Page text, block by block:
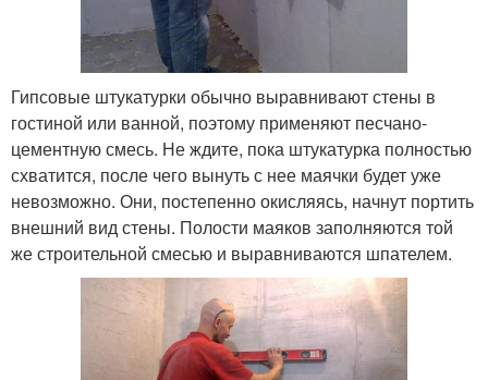
Гипсовые штукатурки обычно выравнивают стены в
гостиной или ванной, поэтому применяют песчано-
цементную смесь. Не ждите, пока штукатурка полностью
схватится, после чего вынуть с нее маячки будет уже
невозможно. Они, постепенно окисляясь, начнут портить
внешний вид стены. Полости маяков заполняются той
же строительной смесью и выравниваются шпателем.